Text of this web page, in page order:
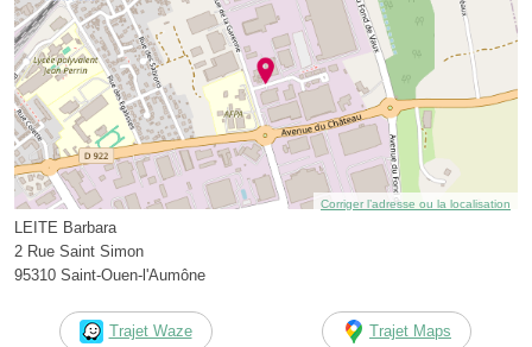
Corriger l’adresse ou la localisation
LEITE Barbara
2 Rue Saint Simon
95310 Saint-Ouen-l'Aumône
Trajet Waze Trajet Maps